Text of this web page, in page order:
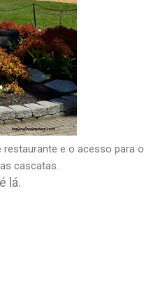
e o acesso para o
cascatas.
lá.